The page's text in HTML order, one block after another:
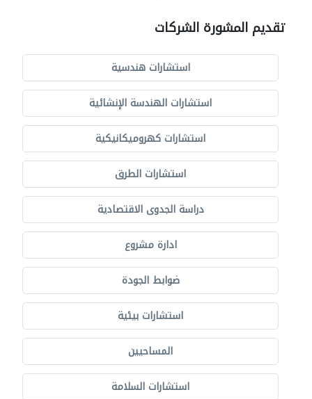
تقديم المشورة الشركات
استشارات هندسية
استشارات الهندسة الإنشائية
استشارات كهروميكانيكية
استشارات الطرق
دراسة الجدوى الاقتصادية
ادارة مشروع
ضوابط الجودة
استشارات بيئية
المساحيين
استشارات السلامة